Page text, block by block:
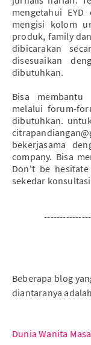
mengetahui
mengisi kolom
produk, family
dibicarakan
disesuaikan
dibutuhkan.
Bisa membantu
melalui forum-
dibutuhkan.
bekerjasama
company. Bisa
Don't be
sekedar
Beberapa blog
diantaranya
Dunia Wanita